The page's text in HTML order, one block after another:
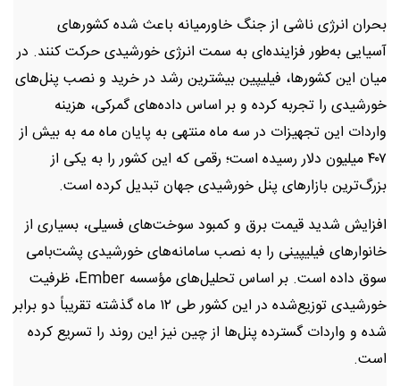
بحران انرژی ناشی از جنگ خاورمیانه باعث شده کشورهای
آسیایی به‌طور فزاینده‌ای به سمت انرژی خورشیدی حرکت کنند. در
میان این کشورها، فیلیپین بیشترین رشد در خرید و نصب پنل‌های
خورشیدی را تجربه کرده و بر اساس داده‌های گمرکی، هزینه
واردات این تجهیزات در سه ماه منتهی به پایان ماه مه به بیش از
۴۰۷ میلیون دلار رسیده است؛ رقمی که این کشور را به یکی از
بزرگ‌ترین بازارهای پنل خورشیدی جهان تبدیل کرده است.
افزایش شدید قیمت برق و کمبود سوخت‌های فسیلی، بسیاری از
خانوارهای فیلیپینی را به نصب سامانه‌های خورشیدی پشت‌بامی
سوق داده است. بر اساس تحلیل‌های مؤسسه Ember، ظرفیت
خورشیدی توزیع‌شده در این کشور طی ۱۲ ماه گذشته تقریباً دو برابر
شده و واردات گسترده پنل‌ها از چین نیز این روند را تسریع کرده
است.